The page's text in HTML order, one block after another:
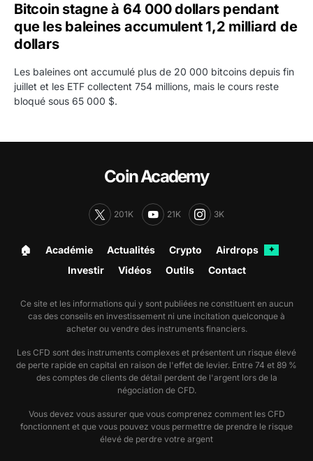
Bitcoin stagne à 64 000 dollars pendant
que les baleines accumulent 1,2 milliard de
dollars
Les baleines ont accumulé plus de 20 000 bitcoins depuis fin
juillet et les ETF collectent 754 millions, mais le cours reste
bloqué sous 65 000 $.
Coin Academy
201K 21K 3K
🏠︎ Académie Actualités Crypto Airdrops ✦
Investir Vidéos Outils Contact
Ce site et les informations qui y sont publiées ne constituent en aucun
cas des conseils en investissement ni une incitation quelconque à
acheter ou vendre des instruments financiers.
Les CFD sont des instruments complexes et présentent un risque élevé
de perte rapide en capital en raison de l'effet de levier. Entre 74 et 89 %
des comptes de clients de détail perdent de l'argent lors de la
négociation de CFD.
Vous devez vous assurer que vous comprenez comment les CFD
fonctionnent et que vous pouvez vous permettre de prendre le risque
élevé de perdre votre argent